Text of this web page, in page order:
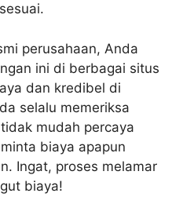
perusahaan, Anda
ini di berbagai situs
dan kredibel di
selalu memeriksa
mudah percaya
biaya apapun
Ingat, proses melamar
biaya!